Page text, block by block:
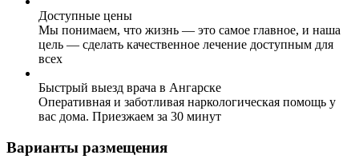
Доступные цены
Мы понимаем, что жизнь — это самое главное, и наша
цель — сделать качественное лечение доступным для
всех
Быстрый выезд врача в Ангарске
Оперативная и заботливая наркологическая помощь у
вас дома. Приезжаем за 30 минут
Варианты размещения